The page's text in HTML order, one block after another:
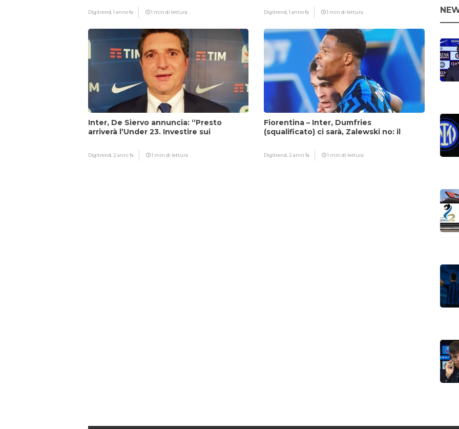
Digitrend,1 anno fa 1 min di lettura Digitrend,1 anno fa 1 min di lettura
Inter, De Siervo annuncia: “Presto
arriverà l’Under 23. Investire sui
Digitrend,2 anni fa 1 min di lettura
Fiorentina – Inter, Dumfries
(squalificato) ci sarà, Zalewski no: il
Digitrend,2 anni fa 1 min di lettura